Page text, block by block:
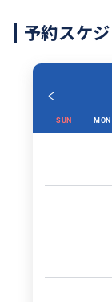
予約スケ
SUN MON